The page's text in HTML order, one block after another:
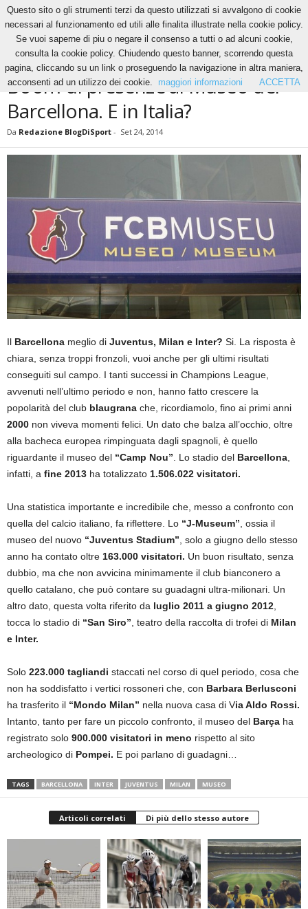
News Boom di presenze al Museo del Barcellona. E in Italia?
NEWS
Boom di presenze al Museo del
Barcellona. E in Italia?
Da Redazione BlogDiSport - Set 24, 2014
Il Barcellona meglio di Juventus, Milan e Inter? Si. La risposta è
chiara, senza troppi fronzoli, vuoi anche per gli ultimi risultati
conseguiti sul campo. I tanti successi in Champions League,
avvenuti nell’ultimo periodo e non, hanno fatto crescere la
popolarità del club blaugrana che, ricordiamolo, fino ai primi anni
2000 non viveva momenti felici. Un dato che balza all’occhio, oltre
alla bacheca europea rimpinguata dagli spagnoli, è quello
riguardante il museo del “Camp Nou” . Lo stadio del Barcellona
infatti, a fine 2013 ha totalizzato 1.506.022 visitatori.
Una statistica importante e incredibile che, messo a confronto con
quella del calcio italiano, fa riflettere. Lo “J-Museum” , ossia il
museo del nuovo “Juventus Stadium” , solo a giugno dello stesso
anno ha contato oltre 163.000 visitatori. Un buon risultato, senza
dubbio, ma che non avvicina minimamente il club bianconero a
quello catalano, che può contare su guadagni ultra-milionari. Un
altro dato, questa volta riferito da luglio 2011 a giugno 2012
tocca lo stadio di “San Siro” , teatro della raccolta di trofei di Milan
e Inter.
Solo 223.000 tagliandi staccati nel corso di quel periodo, cosa che
non ha soddisfatto i vertici rossoneri che, con Barbara Berlusconi
ha trasferito il “Mondo Milan” nella nuova casa di Via Aldo Rossi.
Intanto, tanto per fare un piccolo confronto, il museo del Barça ha
registrato solo 900.000 visitatori in meno rispetto al sito
archeologico di Pompei. E poi parlano di guadagni…
TAGS BARCELLONA INTER JUVENTUS MILAN MUSEO
Articoli correlati Di più dello stesso autore
Questo sito o gli strumenti terzi da questo utilizzati si avvalgono di cookie
necessari al funzionamento ed utili alle finalita illustrate nella cookie policy.
Se vuoi saperne di piu o negare il consenso a tutti o ad alcuni cookie,
consulta la cookie policy. Chiudendo questo banner, scorrendo questa
pagina, cliccando su un link o proseguendo la navigazione in altra maniera,
acconsenti ad un utilizzo dei cookie.
maggiori informazioni ACCETTA